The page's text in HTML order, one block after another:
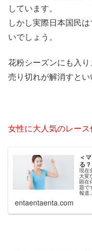
しています。
しかし実際日本国民
いでしょう。
花粉シーズンにも入
売り切れが解消すとい
女性に大人気のレース
＜
る？
現在
大変
顕在
題で
報道
entaentaenta.com